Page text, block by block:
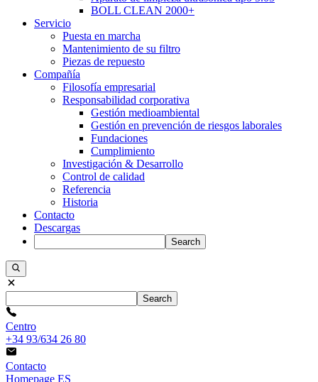
BOLL CLEAN 2000+
Servicio
Puesta en marcha
Mantenimiento de su filtro
Piezas de repuesto
Compañía
Filosofía empresarial
Responsabilidad corporativa
Gestión medioambiental
Gestión en prevención de riesgos laborales
Fundaciones
Cumplimiento
Investigación & Desarrollo
Control de calidad
Referencia
Historia
Contacto
Descargas
Search
Search
Centro
+34 93/634 26 80
Contacto
Homepage ES